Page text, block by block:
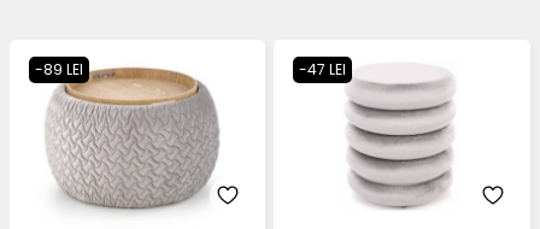
-89 LEI -47 LEI